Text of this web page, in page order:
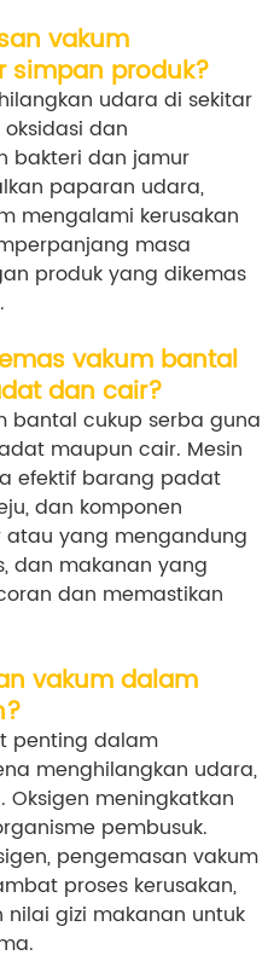
vakum
simpan produk?
udara di sekitar
dan
bakteri dan jamur
paparan udara,
mengalami kerusakan
masa
produk yang dikemas
vakum bantal
dan cair?
bantal cukup serba guna
maupun cair. Mesin
efektif barang padat
dan komponen
atau yang mengandung
dan makanan yang
dan memastikan
vakum dalam
penting dalam
menghilangkan udara,
meningkatkan
pembusuk.
pengemasan vakum
proses kerusakan,
gizi makanan untuk